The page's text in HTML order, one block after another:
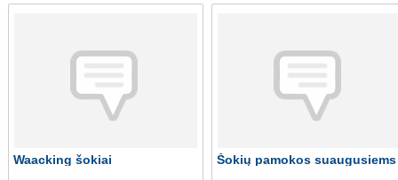
Waacking šokiai Šokių pamokos suaugusiems